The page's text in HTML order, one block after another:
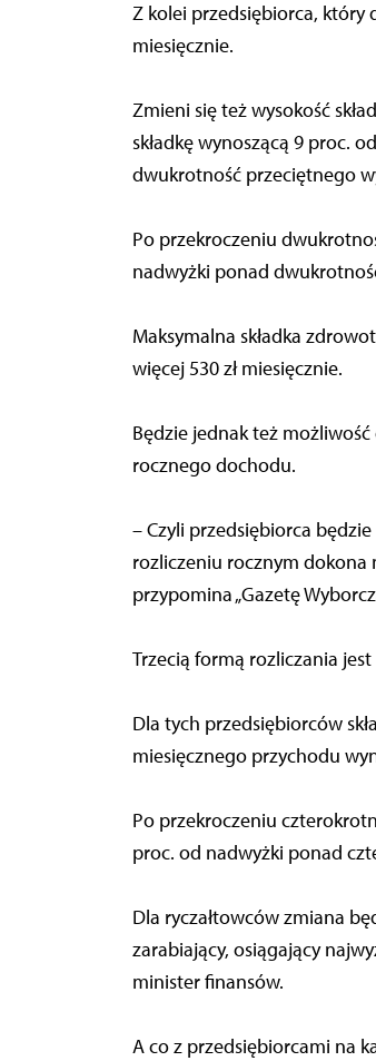
Z kolei przedsiębiorca, który
miesięcznie.
Zmieni się też wysokość
składkę wynoszącą 9 proc.
dwukrotność przeciętnego
Po przekroczeniu
nadwyżki ponad
Maksymalna składka
więcej 530 zł miesięcznie.
Będzie jednak też
rocznego dochodu.
– Czyli przedsiębiorca będzie
rozliczeniu rocznym
przypomina „Gazetę
Trzecią formą rozliczania jest
Dla tych przedsiębiorców
miesięcznego przychodu
Po przekroczeniu
proc. od nadwyżki ponad
Dla ryczałtowców zmiana
zarabiający, osiągający
minister finansów.
A co z przedsiębiorcami na